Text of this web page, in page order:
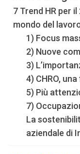
7 Trend HR per
mondo del
1) Focus
2) Nuove
3)
4) CHRO,
5) Più
7)
La
aziendale di